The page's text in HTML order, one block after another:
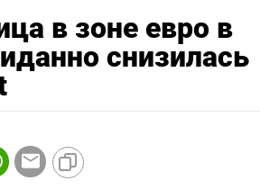
в зоне евро в
снизилась